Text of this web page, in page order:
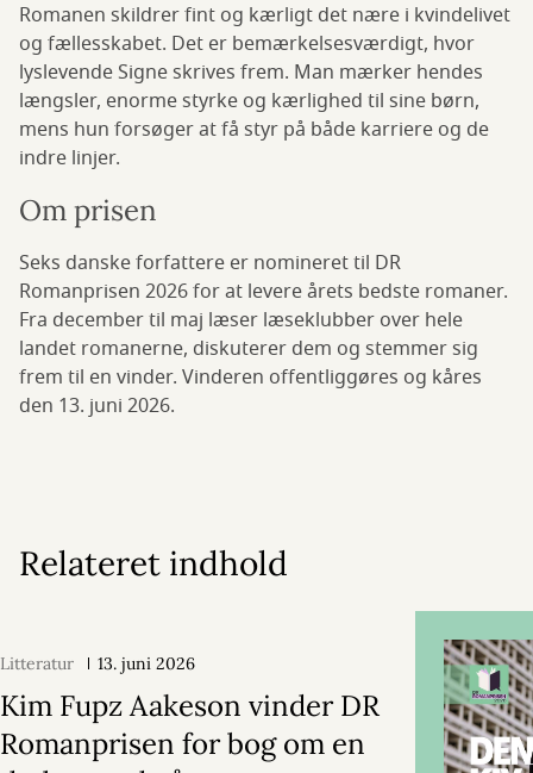
Romanen skildrer fint og kærligt det nære i kvindelivet
og fællesskabet. Det er bemærkelsesværdigt, hvor
lyslevende Signe skrives frem. Man mærker hendes
længsler, enorme styrke og kærlighed til sine børn,
mens hun forsøger at få styr på både karriere og de
indre linjer.
Om prisen
Seks danske forfattere er nomineret til DR
Romanprisen 2026 for at levere årets bedste romaner.
Fra december til maj læser læseklubber over hele
landet romanerne, diskuterer dem og stemmer sig
frem til en vinder. Vinderen offentliggøres og kåres
den 13. juni 2026.
Relateret indhold
Litteratur 13. juni 2026
Kim Fupz Aakeson vinder DR
Romanprisen for bog om en